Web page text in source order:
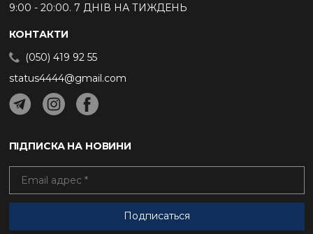
9:00 - 20:00. 7 ДНІВ НА ТИЖДЕНЬ
КОНТАКТИ
(050) 419 92 55
status4444@gmail.com
ПІДПИСКА НА НОВИНИ